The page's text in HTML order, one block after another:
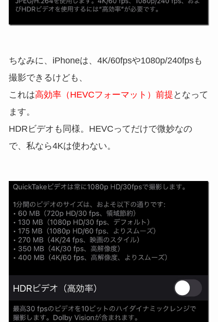
ちなみに、iPhoneは、4K/60fpsや1080p/240fpsも
撮影できるけども、
これは高効率（HEVCフォーマット）前提 となって
ます。
HDRビデオも同様。HEVCってだけで微妙なの
で、私なら4Kは使わない。